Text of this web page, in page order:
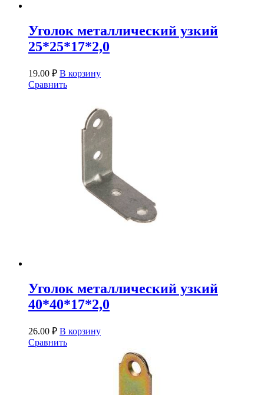
Уголок металлический узкий
25*25*17*2,0
19.00 ₽ В корзину
Сравнить
Уголок металлический узкий
40*40*17*2,0
26.00 ₽ В корзину
Сравнить